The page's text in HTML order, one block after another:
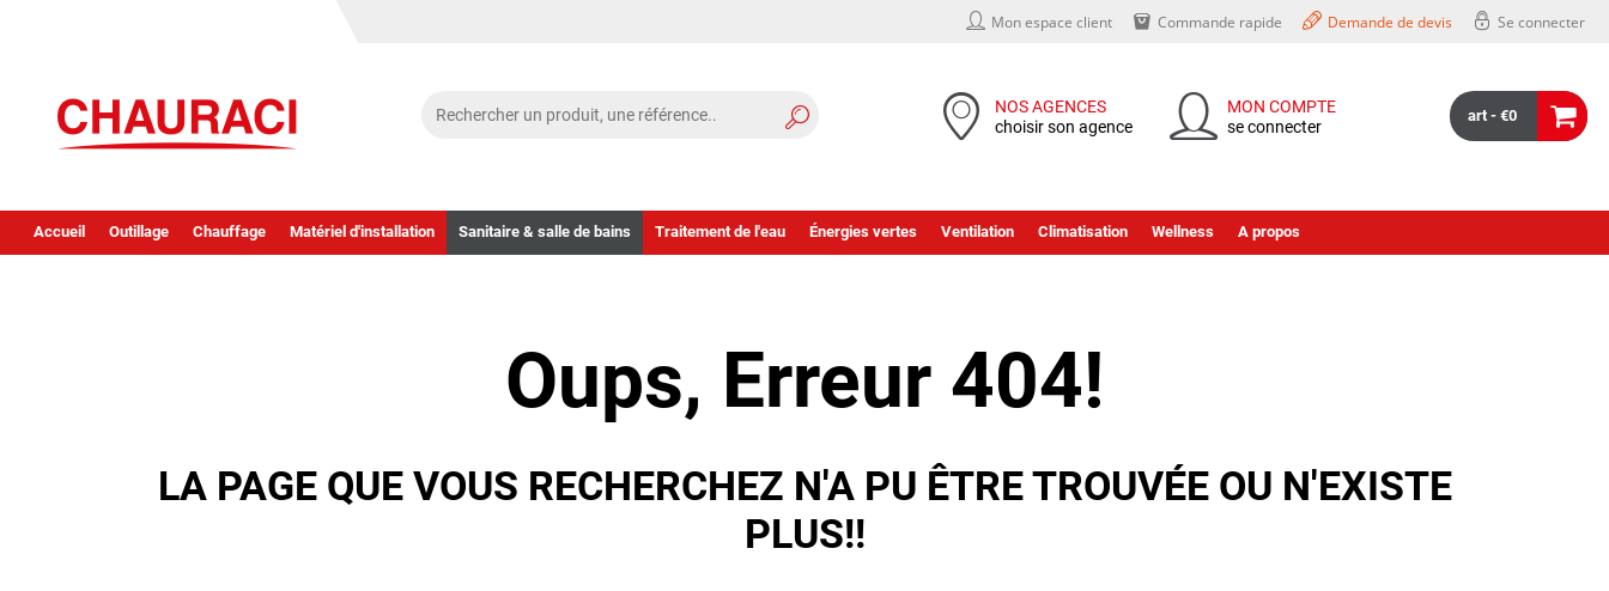
Mon espace client Commande rapide Demande de devis Se connecter
NOS AGENCES
choisir son agence
MON COMPTE
se connecter
art - €0
Accueil Outillage Chauffage Matériel d'installation Sanitaire & salle de bains Traitement de l'eau Énergies vertes Ventilation Climatisation Wellness A propos
Oups, Erreur 404!
LA PAGE QUE VOUS RECHERCHEZ N'A PU ÊTRE TROUVÉE OU N'EXISTE
PLUS!!